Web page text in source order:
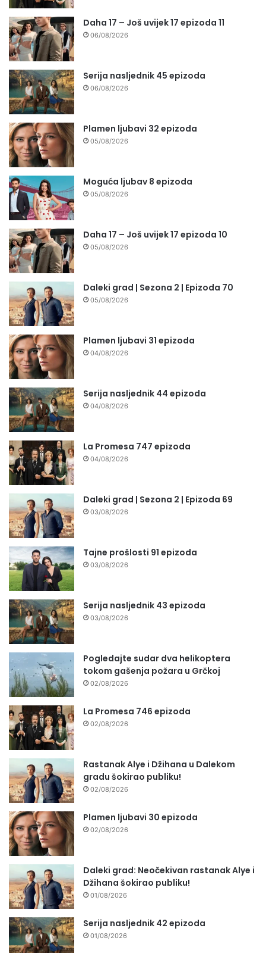
Daha 17 – Još uvijek 17 epizoda 11
06/08/2026
Serija nasljednik 45 epizoda
06/08/2026
Plamen ljubavi 32 epizoda
05/08/2026
Moguća ljubav 8 epizoda
05/08/2026
Daha 17 – Još uvijek 17 epizoda 10
05/08/2026
Daleki grad | Sezona 2 | Epizoda 70
05/08/2026
Plamen ljubavi 31 epizoda
04/08/2026
Serija nasljednik 44 epizoda
04/08/2026
La Promesa 747 epizoda
04/08/2026
Daleki grad | Sezona 2 | Epizoda 69
03/08/2026
Tajne prošlosti 91 epizoda
03/08/2026
Serija nasljednik 43 epizoda
03/08/2026
Pogledajte sudar dva helikoptera
tokom gašenja požara u Grčkoj
02/08/2026
La Promesa 746 epizoda
02/08/2026
Rastanak Alye i Džihana u Dalekom
gradu šokirao publiku!
02/08/2026
Plamen ljubavi 30 epizoda
02/08/2026
Daleki grad: Neočekivan rastanak Alye i
Džihana šokirao publiku!
01/08/2026
Serija nasljednik 42 epizoda
01/08/2026